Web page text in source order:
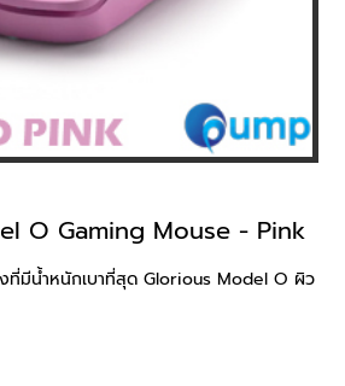
O Gaming Mouse - Pink
งที่มีน้ำหนักเบาที่สุด Glorious Model O ผิว